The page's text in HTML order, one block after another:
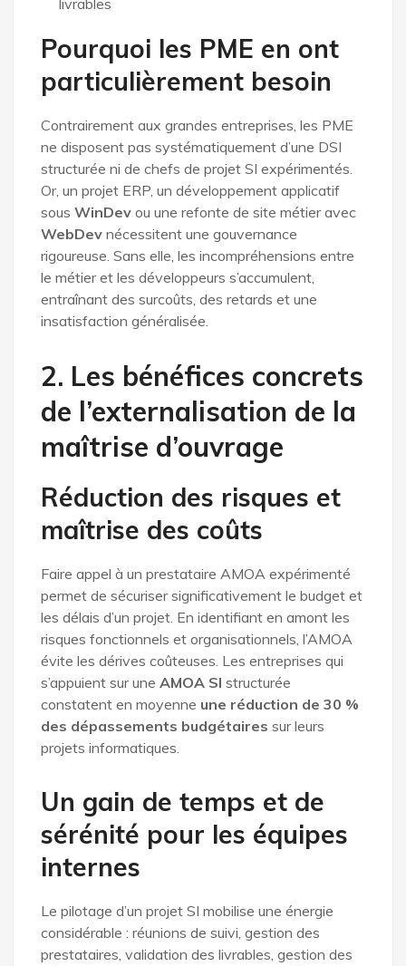
livrables
Pourquoi les PME en ont
particulièrement besoin
Contrairement aux grandes entreprises, les PME
ne disposent pas systématiquement d’une DSI
structurée ni de chefs de projet SI expérimentés.
Or, un projet ERP, un développement applicatif
sous WinDev ou une refonte de site métier avec
WebDev nécessitent une gouvernance
rigoureuse. Sans elle, les incompréhensions entre
le métier et les développeurs s’accumulent,
entraînant des surcoûts, des retards et une
insatisfaction généralisée.
2. Les bénéfices concrets
de l’externalisation de la
maîtrise d’ouvrage
Réduction des risques et
maîtrise des coûts
Faire appel à un prestataire AMOA expérimenté
permet de sécuriser significativement le budget et
les délais d’un projet. En identifiant en amont les
risques fonctionnels et organisationnels, l’AMOA
évite les dérives coûteuses. Les entreprises qui
s’appuient sur une AMOA SI structurée
constatent en moyenne une réduction de 30 %
des dépassements budgétaires sur leurs
projets informatiques.
Un gain de temps et de
sérénité pour les équipes
internes
Le pilotage d’un projet SI mobilise une énergie
considérable : réunions de suivi, gestion des
prestataires, validation des livrables, gestion des